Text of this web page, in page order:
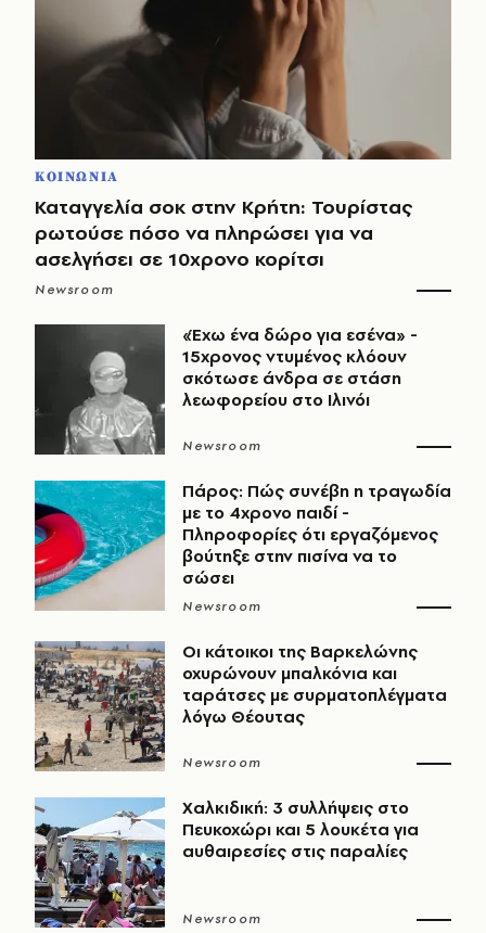
ΚΟΙΝΩΝΙΑ
Καταγγελία σοκ στην Κρήτη: Τουρίστας
ρωτούσε πόσο να πληρώσει για να
ασελγήσει σε 10χρονο κορίτσι
Newsroom
«Έχω ένα δώρο για εσένα» -
15χρονος ντυμένος κλόουν
σκότωσε άνδρα σε στάση
λεωφορείου στο Ιλινόι
Newsroom
Πάρος: Πώς συνέβη η τραγωδία
με το 4χρονο παιδί -
Πληροφορίες ότι εργαζόμενος
βούτηξε στην πισίνα να το
σώσει
Newsroom
Οι κάτοικοι της Βαρκελώνης
οχυρώνουν μπαλκόνια και
ταράτσες με συρματοπλέγματα
λόγω Θέουτας
Newsroom
Χαλκιδική: 3 συλλήψεις στο
Πευκοχώρι και 5 λουκέτα για
αυθαιρεσίες στις παραλίες
Newsroom